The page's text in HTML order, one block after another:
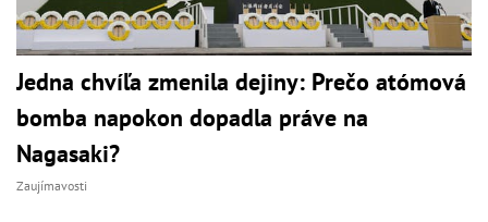
Jedna chvíľa zmenila dejiny: Prečo atómová
bomba napokon dopadla práve na
Nagasaki?
Zaujímavosti